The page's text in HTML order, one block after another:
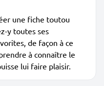
une fiche toutou
y toutes ses
de façon à ce
à connaître le
lui faire plaisir.